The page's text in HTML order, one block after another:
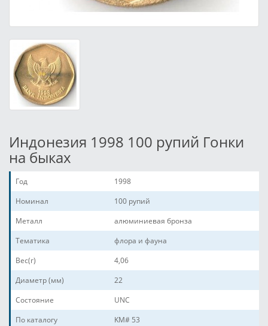
Индонезия 1998 100 рупий Гонки
на быках
Год
1998
Номинал
100 рупий
Металл
алюминиевая бронза
Тематика
флора и фауна
Вес(г)
4,06
Диаметр (мм)
22
Состояние
UNC
По каталогу
KM# 53